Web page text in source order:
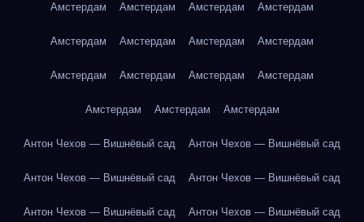
Амстердам Амстердам Амстердам Амстердам
Амстердам Амстердам Амстердам Амстердам
Амстердам Амстердам Амстердам Амстердам
Амстердам Амстердам Амстердам
Антон Чехов — Вишнёвый сад Антон Чехов — Вишнёвый сад
Антон Чехов — Вишнёвый сад Антон Чехов — Вишнёвый сад
Антон Чехов — Вишнёвый сад Антон Чехов — Вишнёвый сад